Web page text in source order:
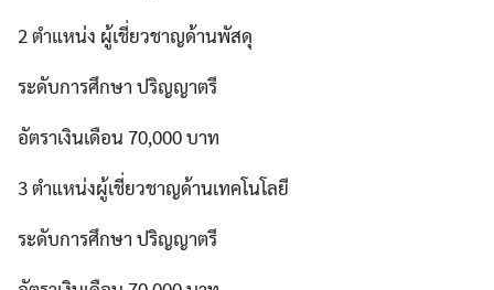
2 ตำแหน่ง ผู้เชี่ยวชาญด้านพัสดุ
ระดับการศึกษา ปริญญาตรี
อัตราเงินเดือน 70,000 บาท
3 ตำแหน่งผู้เชี่ยวชาญด้านเทคโนโลยี
ระดับการศึกษา ปริญญาตรี